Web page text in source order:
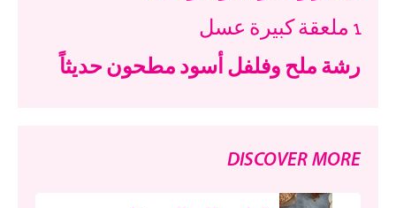
1 ملعقة كبيرة عسل
رشة ملح وفلفل أسود مطحون حديثاً
DISCOVER MORE